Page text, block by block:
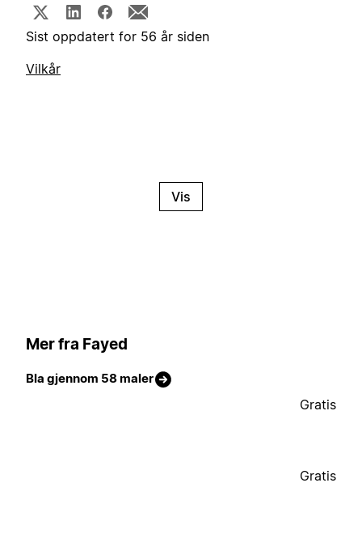
Sist oppdatert for 56 år siden
Vilkår
Vis
Mer fra Fayed
Bla gjennom 58 maler
Gratis
Gratis